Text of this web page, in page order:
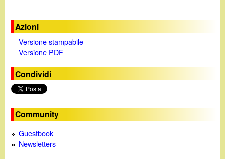
Azioni
Versione stampabile
Versione PDF
Condividi
Community
Guestbook
Newsletters